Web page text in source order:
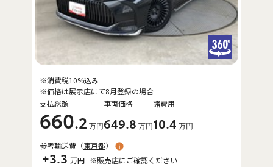
支払総額
660.2 万円
車両価格
649.8 万円
諸費用
10.4 万円
※消費税10%込み
※価格は展示店にて8月登録の場合
参考輸送費（東京都）
+3.3 万円 ※販売店にご確認ください